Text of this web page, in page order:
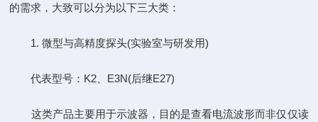
的需求，大致可以分为以下三大类：
1. 微型与高精度探头(实验室与研发用)
代表型号：K2、E3N(后继E27)
这类产品主要用于示波器，目的是查看电流波形而非仅仅读